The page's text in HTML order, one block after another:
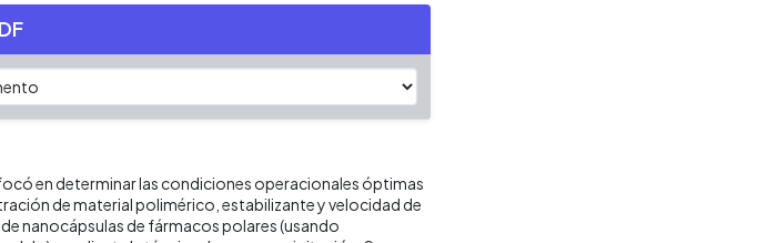
en determinar las condiciones operacionales óptimas
de material polimérico, estabilizante y velocidad de
nanocápsulas de fármacos polares (usando